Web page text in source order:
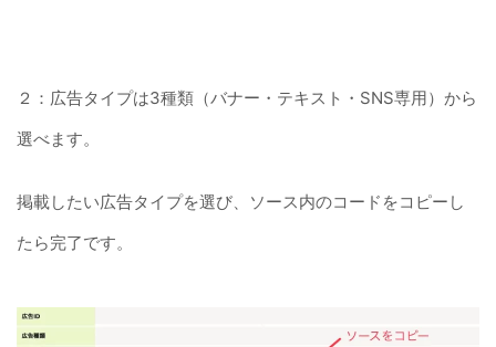
２：広告タイプは3種類（バナー・テキスト・SNS専用）から
選べます。
掲載したい広告タイプを選び、ソース内のコードをコピーし
たら完了です。